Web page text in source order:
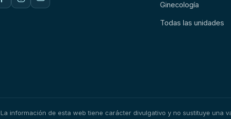
Ginecología
Todas las unidades
La información de esta web tiene carácter divulgativo y no sustituye una